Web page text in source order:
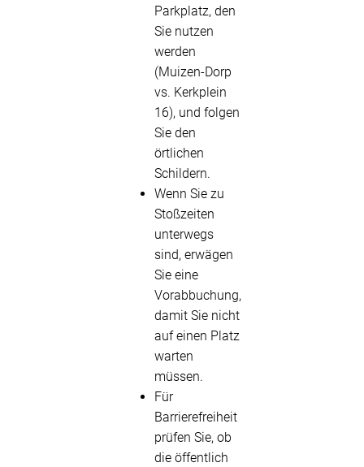
Parkplatz, den
Sie nutzen
werden
(Muizen-Dorp
vs. Kerkplein
16), und folgen
Sie den
örtlichen
Schildern.
Wenn Sie zu
Stoßzeiten
unterwegs
sind, erwägen
Sie eine
Vorabbuchung,
damit Sie nicht
auf einen Platz
warten
müssen.
Für
Barrierefreiheit
prüfen Sie, ob
die öffentlich